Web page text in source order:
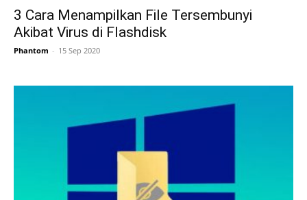
3 Cara Menampilkan File Tersembunyi
Akibat Virus di Flashdisk
Phantom - 15 Sep 2020